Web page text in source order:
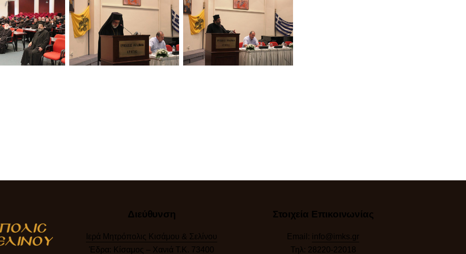
Διεύθυνση
Ιερά Μητρόπολις Κισάμου & Σελίνου
Έδρα: Κίσαμος – Χανιά Τ.Κ. 73400
Στοιχεία Επικοινωνίας
Email: info@imks.gr
Τηλ: 28220-22018